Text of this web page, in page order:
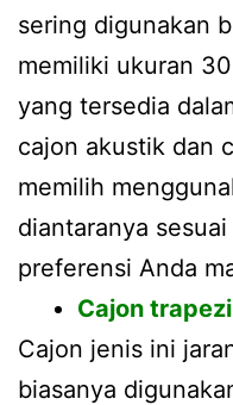
sering digunakan
memiliki ukuran
yang tersedia
cajon akustik dan
memilih
diantaranya
preferensi Anda
Cajon
Cajon jenis ini
biasanya